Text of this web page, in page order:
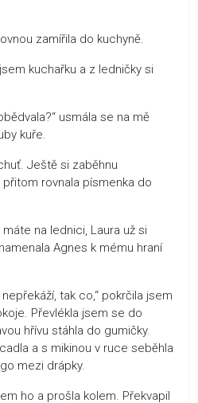
zamířila do kuchyně.
kuchařku a z ledničky si
usmála se na mě
kuře.
Ještě si zaběhnu
přitom rovnala písmenka do
na lednici, Laura už si
Agnes k mému hraní
tak co,“ pokrčila jsem
Převlékla jsem se do
hřívu stáhla do gumičky.
a s mikinou v ruce seběhla
mezi drápky.
ho a prošla kolem. Překvapil